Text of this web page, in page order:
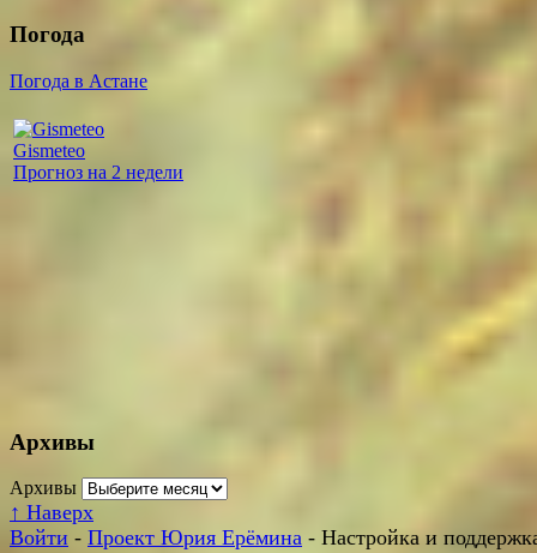
Погода
Погода в Астане
Gismeteo
Прогноз на 2 недели
Архивы
Архивы
↑ Наверх
Войти - Проект Юрия Ерёмина - Настройка и